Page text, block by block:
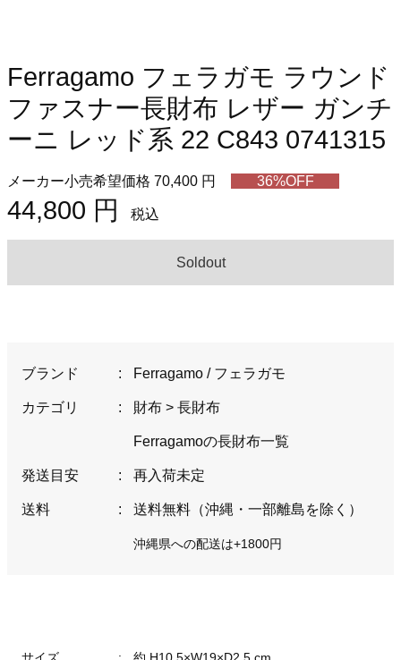
Ferragamo フェラガモ ラウンド
ファスナー長財布 レザー ガンチ
ーニ レッド系 22 C843 0741315
メーカー小売希望価格 70,400 円 36%OFF
44,800 円 税込
Soldout
ブランド : Ferragamo / フェラガモ
カテゴリ : 財布> 長財布
Ferragamoの長財布一覧
発送目安 : 再入荷未定
送料 : 送料無料（沖縄・一部離島を除く）
沖縄県への配送は+1800円